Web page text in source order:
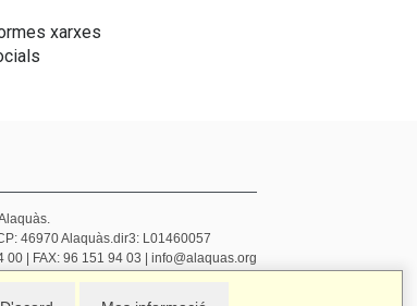
xarxes
46970 Alaquàs.dir3: L01460057
00 | FAX: 96 151 94 03 | info@alaquas.org
de dades: dpd@alaquas.org